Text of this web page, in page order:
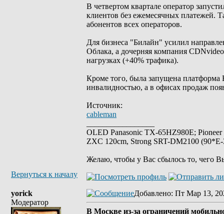
В четвертом квартале оператор
клиентов без ежемесячных платежей.
абонентов всех операторов.
Для бизнеса "Билайн" усилил
Облака, а дочерняя компания
нагрузках (+40% трафика).
Кроме того, была запущена
инвалидностью, а в офисах продаж
Источник:
cableman
OLED Panasonic TX-65HZ980E;
ZXC 120cm, Strong SRT-DM2100
Желаю, чтобы у Вас сбылось то, чего
Вернуться к началу
yorick
Модератор
Добавлено: Пт Мар 13,
В Москве из-за ограничений